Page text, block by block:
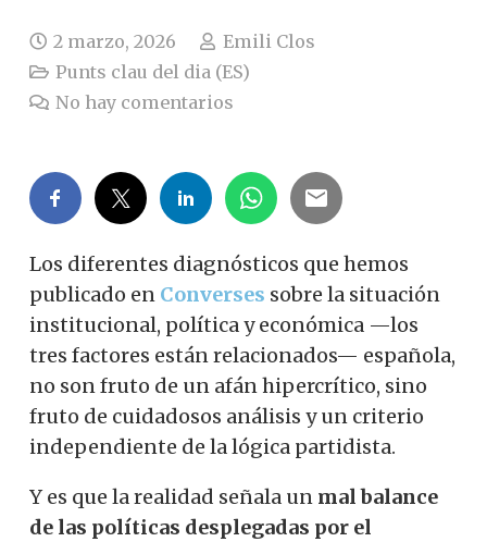
2 marzo, 2026
Emili Clos
Punts clau del dia (ES)
No hay comentarios
Los diferentes diagnósticos que hemos
publicado en Converses sobre la situación
institucional, política y económica —los
tres factores están relacionados— española,
no son fruto de un afán hipercrítico, sino
fruto de cuidadosos análisis y un criterio
independiente de la lógica partidista.
Y es que la realidad señala un mal balance
de las políticas desplegadas por el